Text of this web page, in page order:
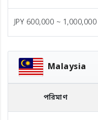
JPY 600,000 ~ 1,000,000
Malaysia
পরিমাণ